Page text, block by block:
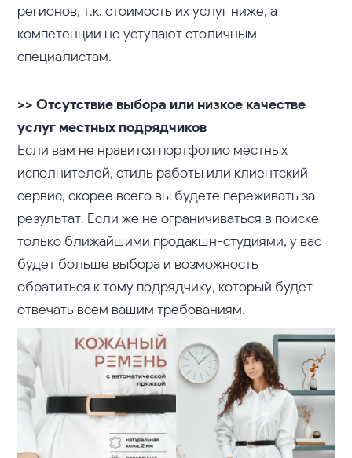
регионов, т.к. стоимость их услуг ниже, а
компетенции не уступают столичным
специалистам.
>> Отсутствие выбора или низкое качестве
услуг местных подрядчиков
Если вам не нравится портфолио местных
исполнителей, стиль работы или клиентский
сервис, скорее всего вы будете переживать за
результат. Если же не ограничиваться в поиске
только ближайшими продакшн-студиями, у вас
будет больше выбора и возможность
обратиться к тому подрядчику, который будет
отвечать всем вашим требованиям.